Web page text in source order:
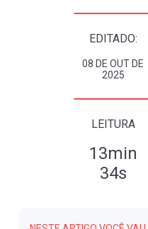
EDITADO:
08 DE OUT DE
2025
LEITURA
13min
34s